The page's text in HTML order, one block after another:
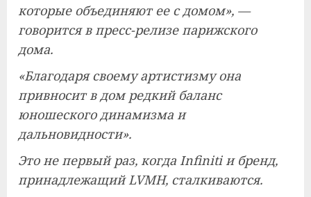
которые объединяют ее с домом», —
говорится в пресс-релизе парижского
дома.
«Благодаря своему артистизму она
привносит в дом редкий баланс
юношеского динамизма и
дальновидности».
Это не первый раз, когда Infiniti и бренд,
принадлежащий LVMH, сталкиваются.